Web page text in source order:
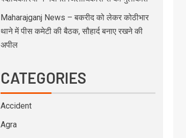
Maharajganj News – बकरीद को लेकर कोठीभार
थाने में पीस कमेटी की बैठक, सौहार्द बनाए रखने की
अपील
CATEGORIES
Accident
Agra